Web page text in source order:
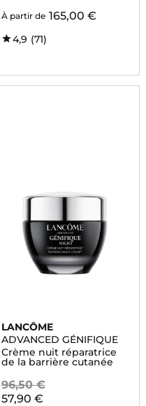
À partir de 165,00 €
4,9 (71)
LANCÔME
ADVANCED GÉNIFIQUE
Crème nuit réparatrice
de la barrière cutanée
96,50 €
57,90 €